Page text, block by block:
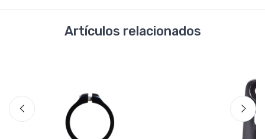
Artículos relacionados